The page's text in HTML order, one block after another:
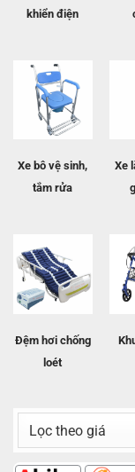
khiển điện
Xe bô vệ sinh,
tắm rửa
Xe
Đệm hơi chống
loét